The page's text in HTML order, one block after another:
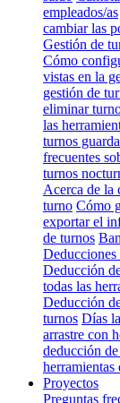
empleados/as
cambiar las
Gestión de
Cómo
vistas en la
gestión de
eliminar
las
turnos
frecuentes
turnos
Acerca de la
turno Cómo
exportar el
de turnos
Deducciones
Deducción
todas las
Deducción
turnos Días
arrastre con
deducción
Proyectos
Preguntas